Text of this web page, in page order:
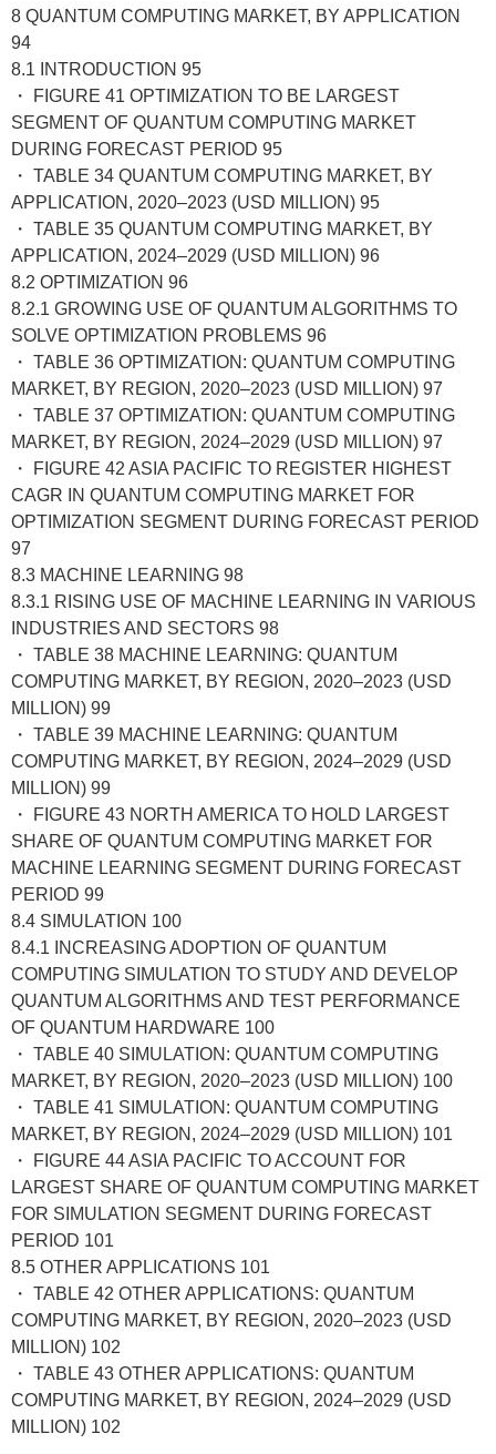
8 QUANTUM COMPUTING MARKET, BY APPLICATION
94
8.1 INTRODUCTION 95
・ FIGURE 41 OPTIMIZATION TO BE LARGEST
SEGMENT OF QUANTUM COMPUTING MARKET
DURING FORECAST PERIOD 95
・ TABLE 34 QUANTUM COMPUTING MARKET, BY
APPLICATION, 2020–2023 (USD MILLION) 95
・ TABLE 35 QUANTUM COMPUTING MARKET, BY
APPLICATION, 2024–2029 (USD MILLION) 96
8.2 OPTIMIZATION 96
8.2.1 GROWING USE OF QUANTUM ALGORITHMS TO
SOLVE OPTIMIZATION PROBLEMS 96
・ TABLE 36 OPTIMIZATION: QUANTUM COMPUTING
MARKET, BY REGION, 2020–2023 (USD MILLION) 97
・ TABLE 37 OPTIMIZATION: QUANTUM COMPUTING
MARKET, BY REGION, 2024–2029 (USD MILLION) 97
・ FIGURE 42 ASIA PACIFIC TO REGISTER HIGHEST
CAGR IN QUANTUM COMPUTING MARKET FOR
OPTIMIZATION SEGMENT DURING FORECAST PERIOD
97
8.3 MACHINE LEARNING 98
8.3.1 RISING USE OF MACHINE LEARNING IN VARIOUS
INDUSTRIES AND SECTORS 98
・ TABLE 38 MACHINE LEARNING: QUANTUM
COMPUTING MARKET, BY REGION, 2020–2023 (USD
MILLION) 99
・ TABLE 39 MACHINE LEARNING: QUANTUM
COMPUTING MARKET, BY REGION, 2024–2029 (USD
MILLION) 99
・ FIGURE 43 NORTH AMERICA TO HOLD LARGEST
SHARE OF QUANTUM COMPUTING MARKET FOR
MACHINE LEARNING SEGMENT DURING FORECAST
PERIOD 99
8.4 SIMULATION 100
8.4.1 INCREASING ADOPTION OF QUANTUM
COMPUTING SIMULATION TO STUDY AND DEVELOP
QUANTUM ALGORITHMS AND TEST PERFORMANCE
OF QUANTUM HARDWARE 100
・ TABLE 40 SIMULATION: QUANTUM COMPUTING
MARKET, BY REGION, 2020–2023 (USD MILLION) 100
・ TABLE 41 SIMULATION: QUANTUM COMPUTING
MARKET, BY REGION, 2024–2029 (USD MILLION) 101
・ FIGURE 44 ASIA PACIFIC TO ACCOUNT FOR
LARGEST SHARE OF QUANTUM COMPUTING MARKET
FOR SIMULATION SEGMENT DURING FORECAST
PERIOD 101
8.5 OTHER APPLICATIONS 101
・ TABLE 42 OTHER APPLICATIONS: QUANTUM
COMPUTING MARKET, BY REGION, 2020–2023 (USD
MILLION) 102
・ TABLE 43 OTHER APPLICATIONS: QUANTUM
COMPUTING MARKET, BY REGION, 2024–2029 (USD
MILLION) 102